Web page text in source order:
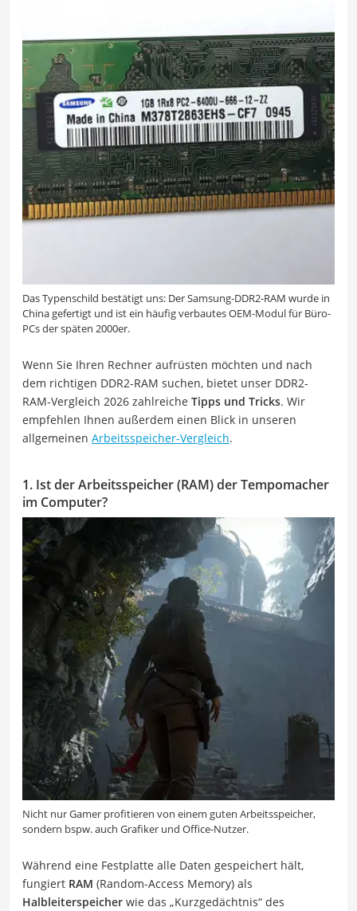
Das Typenschild bestätigt uns: Der Samsung-DDR2-RAM wurde in
China gefertigt und ist ein häufig verbautes OEM-Modul für Büro-
PCs der späten 2000er.
Wenn Sie Ihren Rechner aufrüsten möchten und nach
dem richtigen DDR2-RAM suchen, bietet unser DDR2-
RAM-Vergleich 2026 zahlreiche Tipps und Tricks. Wir
empfehlen Ihnen außerdem einen Blick in unseren
allgemeinen Arbeitsspeicher-Vergleich.
1. Ist der Arbeitsspeicher (RAM) der Tempomacher
im Computer?
Nicht nur Gamer profitieren von einem guten Arbeitsspeicher,
sondern bspw. auch Grafiker und Office-Nutzer.
Während eine Festplatte alle Daten gespeichert hält,
fungiert RAM (Random-Access Memory) als
Halbleiterspeicher wie das „Kurzgedächtnis“ des